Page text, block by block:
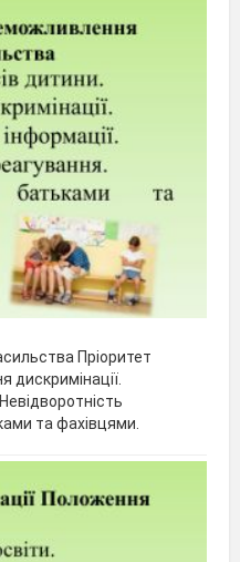
Пріоритет
дискримінації.
та фахівцями.